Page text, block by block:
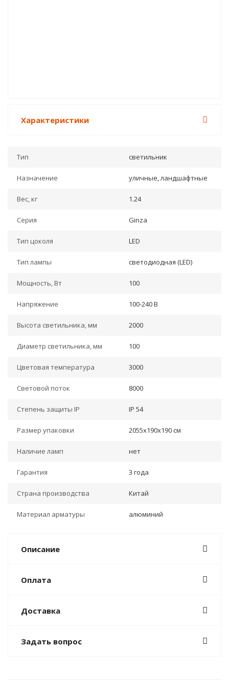
Характеристики
Тип светильник
Назначение уличные, ландшафтные
Вес, кг 1.24
Серия Ginza
Тип цоколя LED
Тип лампы светодиодная (LED)
Мощность, Вт 100
Напряжение 100-240 В
Высота светильника, мм 2000
Диаметр светильника, мм 100
Цветовая температура 3000
Световой поток 8000
Степень защиты IP IP 54
Размер упаковки 2055x190x190 см
Наличие ламп нет
Гарантия 3 года
Страна производства Китай
Материал арматуры алюминий
Описание
Оплата
Доставка
Задать вопрос